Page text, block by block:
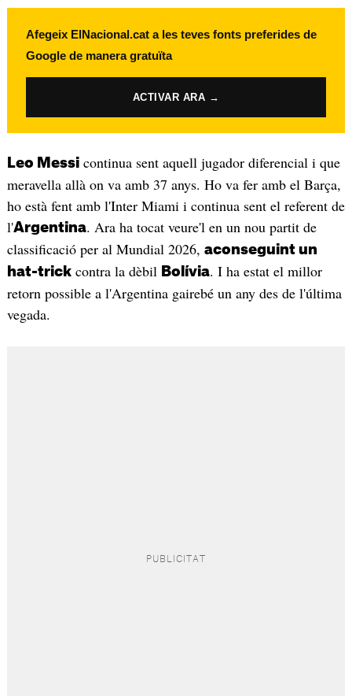
Afegeix ElNacional.cat a les teves fonts preferides de
Google de manera gratuïta
ACTIVAR ARA →
Leo Messicontinua sent aquell jugador diferencial i que
meravella allà on va amb 37 anys. Ho va fer amb el Barça,
ho està fent amb l'Inter Miami i continua sent el referent de
l'Argentina. Ara ha tocat veure'l en un nou partit de
classificació per al Mundial 2026, aconseguint un
hat-trickcontra la dèbil Bolívia. I ha estat el millor
retorn possible a l'Argentina gairebé un any des de l'última
vegada.